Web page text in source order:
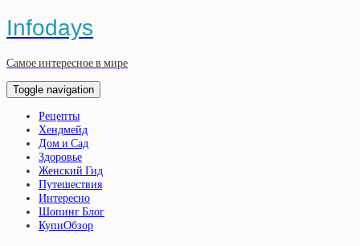
Infodays
Самое интересное в мире
Toggle navigation
Рецепты
Хендмейд
Дом и Сад
Здоровье
Женский Гид
Путешествия
Интересно
Шопинг Блог
КупиОбзор